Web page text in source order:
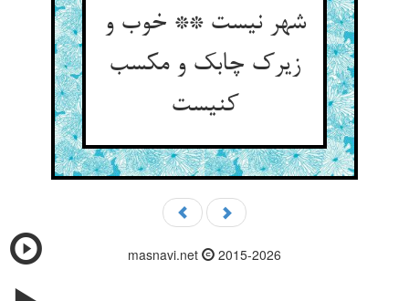
شهر نیست ** خوب و
زیرک چابک و مکسب
کنیست
masnavi.net 2015-2026